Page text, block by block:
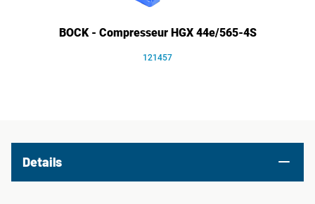
BOCK - Compresseur HGX 44e/565-4S
121457
Details